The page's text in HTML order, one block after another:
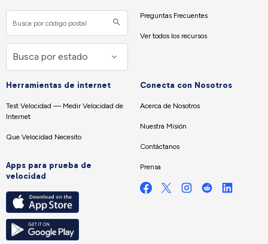
Preguntas Frecuentes
Ver todos los recursos
Herramientas de internet
Test Velocidad — Medir Velocidad de
Internet
Que Velocidad Necesito
Apps para prueba de
velocidad
Conecta con Nosotros
Acerca de Nosotros
Nuestra Misión
Contáctanos
Prensa